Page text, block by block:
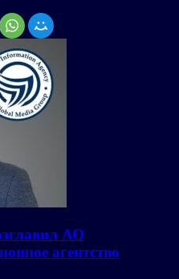
АО
агентство